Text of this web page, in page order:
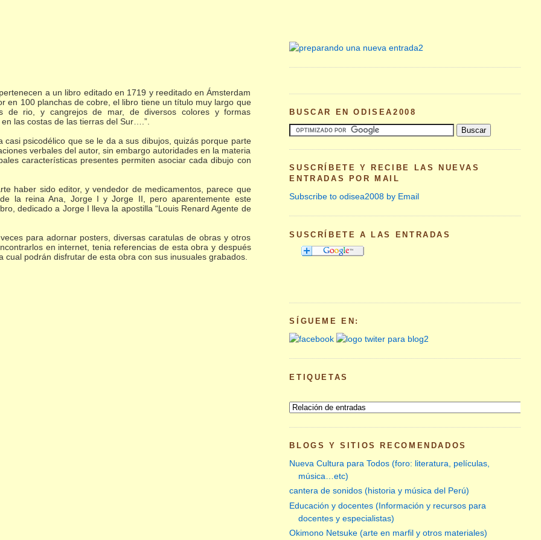
a un libro editado en 1719 y reeditado en Ámsterdam
en 100 planchas de cobre, el libro tiene un título muy largo que
de rio, y cangrejos de mar, de diversos colores y formas
las costas de las tierras del Sur….”.
psicodélico que se le da a sus dibujos, quizás porque parte
verbales del autor, sin embargo autoridades en la materia
características presentes permiten asociar cada dibujo con
haber sido editor, y vendedor de medicamentos, parece que
la reina Ana, Jorge I y Jorge II, pero aparentemente este
dedicado a Jorge I lleva la apostilla “Louis Renard Agente de
para adornar posters, diversas caratulas de obras y otros
en internet, tenia referencias de esta obra y después
podrán disfrutar de esta obra con sus inusuales grabados.
BUSCAR EN ODISEA2008
SUSCRÍBETE Y RECIBE LAS NUEVAS
ENTRADAS POR MAIL
Subscribe to odisea2008 by Email
SUSCRÍBETE A LAS ENTRADAS
SÍGUEME EN:
ETIQUETAS
BLOGS Y SITIOS RECOMENDADOS
Nueva Cultura para Todos (foro: literatura, películas,
música…etc)
cantera de sonidos (historia y música del Perú)
Educación y docentes (Información y recursos para
docentes y especialistas)
Okimono Netsuke (arte en marfil y otros materiales)